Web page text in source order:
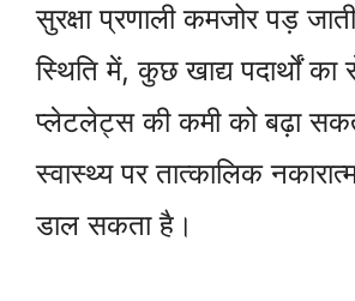
सुरक्षा प्रणाली कमजोर पड़
स्थिति में, कुछ खाद्य पदार्थों
प्लेटलेट्स की कमी को बढ़ा
स्वास्थ्य पर तात्कालिक
डाल सकता है।